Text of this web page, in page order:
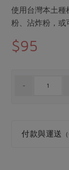
養身食補
把最好的台灣味
典藏閱覽
最新消息
媒體報導
下載專區
使用台灣本土種
粉、沾炸粉，或
$95
付款與運送